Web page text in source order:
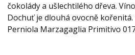
čokolády a ušlechtilého dřeva.
Dochuť je dlouhá ovocně
Perniola Marzagaglia Primitivo